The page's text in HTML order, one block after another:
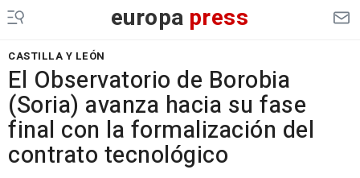
europa press
CASTILLA Y LEÓN
El Observatorio de Borobia
(Soria) avanza hacia su fase
final con la formalización del
contrato tecnológico